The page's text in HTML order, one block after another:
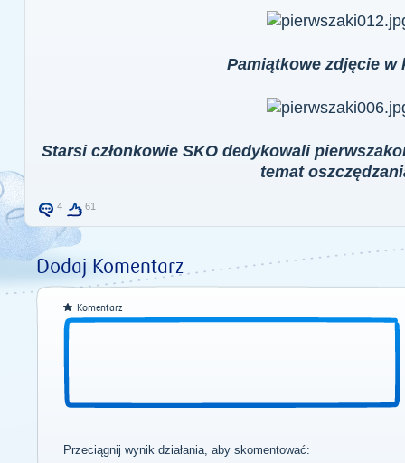
Pamiątkowe zdjęcie w
Starsi członkowie SKO dedykowali
temat
4 61
Dodaj Komentarz
Komentarz
Przeciągnij wynik działania, aby skomentować: